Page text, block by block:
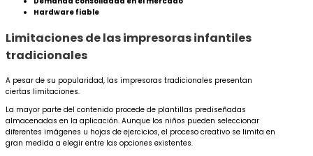
Hardware fiable
Limitaciones de las impresoras infantiles
tradicionales
A pesar de su popularidad, las impresoras tradicionales presentan
ciertas limitaciones.
La mayor parte del contenido procede de plantillas prediseñadas
almacenadas en la aplicación. Aunque los niños pueden seleccionar
diferentes imágenes u hojas de ejercicios, el proceso creativo se limita en
gran medida a elegir entre las opciones existentes.